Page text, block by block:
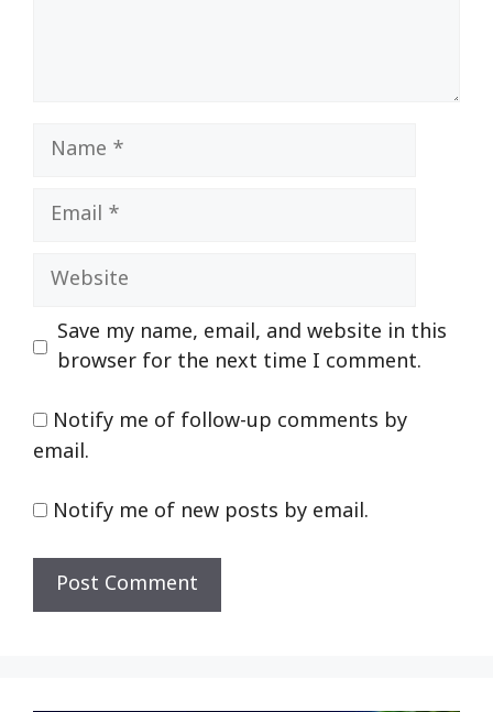
Name
Email
Website
Save my name, email, and website in this
browser for the next time I comment.
Notify me of follow-up comments by
email.
Notify me of new posts by email.